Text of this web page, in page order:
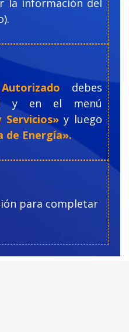
la información del
debes
y en el menú
Servicios» y luego
de Energía».
para completar